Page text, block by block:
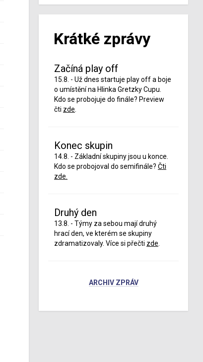
Krátké zprávy
Začíná play off
15.8. - Už dnes startuje play off a boje
o umístění na Hlinka Gretzky Cupu.
Kdo se probojuje do finále? Preview
čti zde
Konec skupin
14.8. - Základní skupiny jsou u konce.
Kdo se probojoval do semifinále? Čti
zde.
Druhý den
13.8. - Týmy za sebou mají druhý
hrací den, ve kterém se skupiny
zdramatizovaly. Více si přečti zde
ARCHIV ZPRÁV